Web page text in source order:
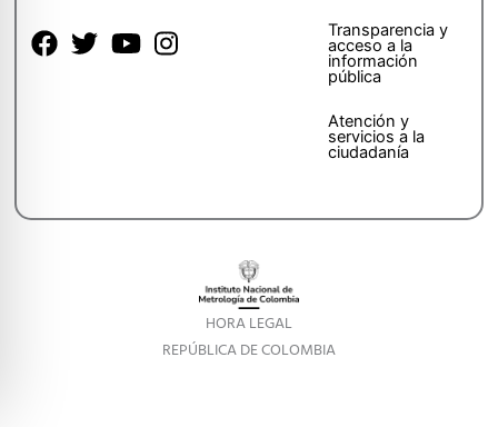
Transparencia y
acceso a la
información
pública
Atención y
servicios a la
ciudadanía
HORA LEGAL
REPÚBLICA DE COLOMBIA